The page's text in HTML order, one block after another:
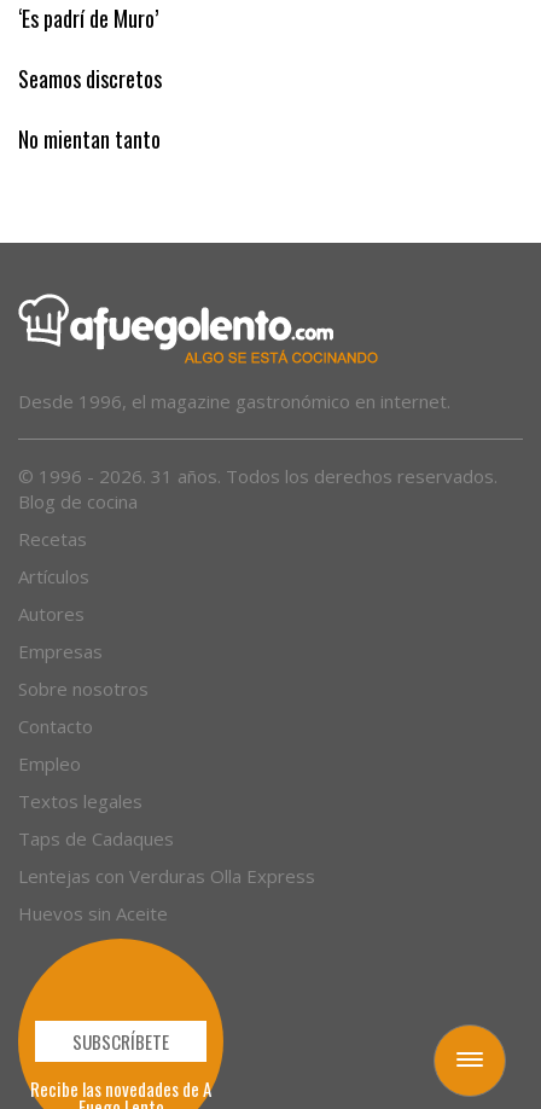
Toggle
navigation
‘Es padrí de Muro’
Seamos discretos
No mientan tanto
Desde 1996, el magazine gastronómico en internet.
© 1996 - 2026. 31 años. Todos los derechos reservados.
Blog de cocina
Recetas
Artículos
Autores
Empresas
Sobre nosotros
Contacto
Empleo
Textos legales
Taps de Cadaques
Lentejas con Verduras Olla Express
Huevos sin Aceite
SUBSCRÍBETE
Recibe las novedades de A